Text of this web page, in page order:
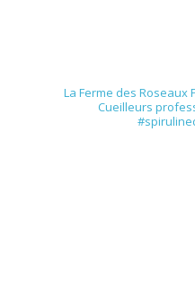
La Ferme des Roseaux
Cueilleurs